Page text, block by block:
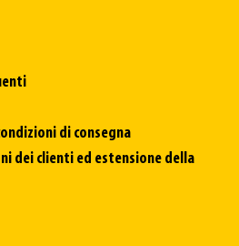
di consegna
dei clienti ed estensione della